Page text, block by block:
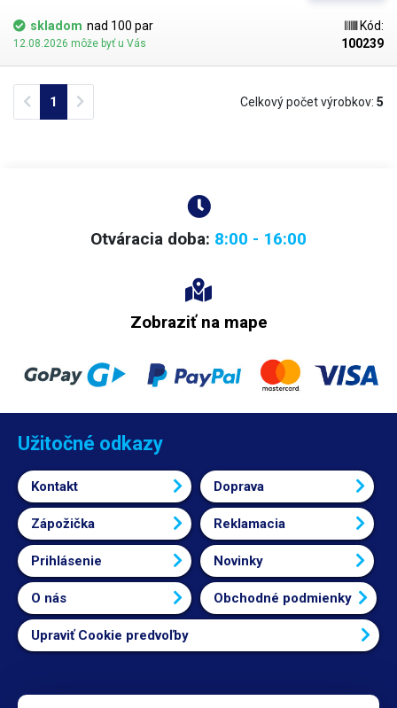
skladom nad 100 par
12.08.2026 môže byť u Vás
Kód:
100239
Previous
1 Celkový počet výrobkov: 5
Otváracia doba: 8:00 - 16:00
Zobraziť na mape
Užitočné odkazy
Kontakt Doprava
Zápožička Reklamacia
Prihlásenie Novinky
O nás Obchodné podmienky
Upraviť Cookie predvoľby